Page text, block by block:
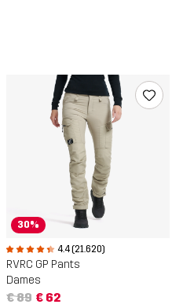
30%
4.4 (21.620)
RVRC GP Pants
Dames
€ 89 € 62